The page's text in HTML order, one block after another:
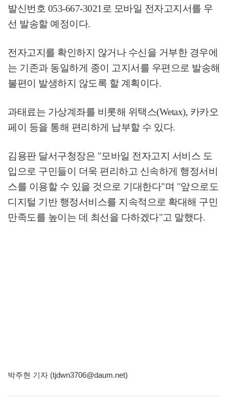
발신번호 053-667-3021 로 모바일 전자고지서를 우
선 발송할 예정이다.
전자고지를 확인하지 않거나 수신을 거부한 경우에
는 기존과 동일하게 종이 고지서를 우편으로 발송해
불편이 발생하지 않도록 할 계획이다.
과태료는 가상계좌를 비롯해 위택스(Wetax), 카카오
페이 등을 통해 편리하게 납부할 수 있다.
김용판 달서구청장은 "모바일 전자고지 서비스 도
입으로 구민들이 더욱 편리하고 신속하게 행정서비
스를 이용할 수 있을 것으로 기대한다"며 "앞으로도
디지털 기반 행정서비스를 지속적으로 확대해 구민
만족도를 높이는 데 최선을 다하겠다"고 말했다.
박주현 기자 (tjdwn3706@daum.net)